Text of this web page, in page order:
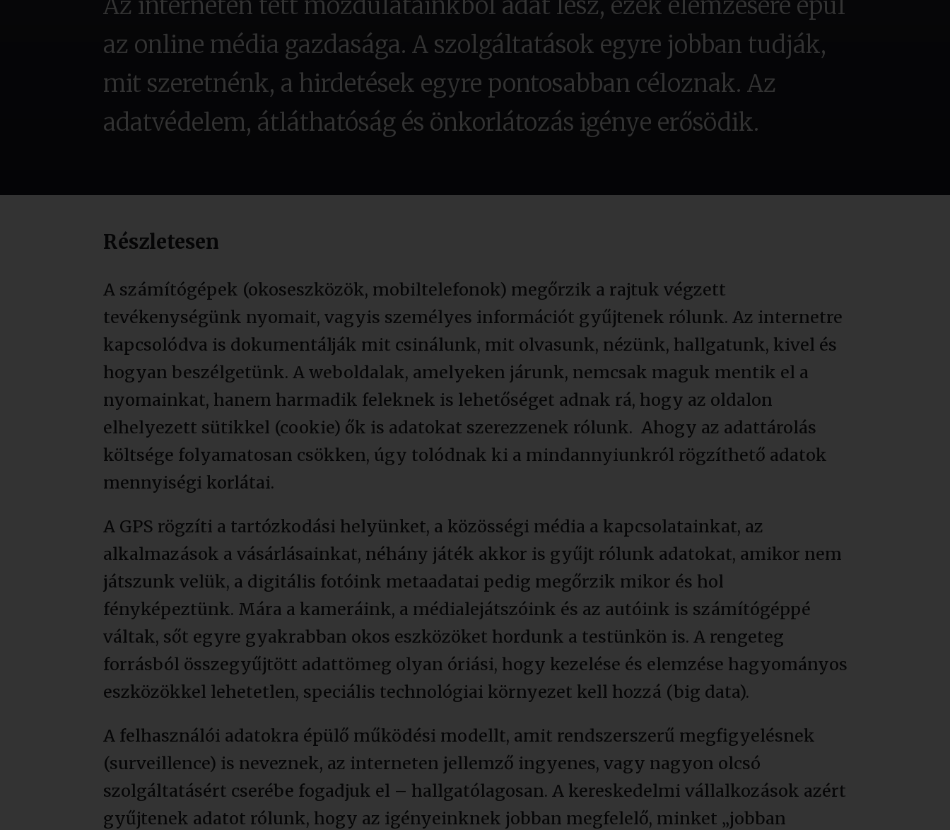
Az interneten tett mozdulatainkból adat lesz, ezek elemzésére épül
az online média gazdasága. A szolgáltatások egyre jobban tudják,
mit szeretnénk, a hirdetések egyre pontosabban céloznak. Az
adatvédelem, átláthatóság és önkorlátozás igénye erősödik.
Részletesen
A számítógépek (okoseszközök, mobiltelefonok) megőrzik a rajtuk végzett
tevékenységünk nyomait, vagyis személyes információt gyűjtenek rólunk. Az internetre
kapcsolódva is dokumentálják mit csinálunk, mit olvasunk, nézünk, hallgatunk, kivel és
hogyan beszélgetünk. A weboldalak, amelyeken járunk, nemcsak maguk mentik el a
nyomainkat, hanem harmadik feleknek is lehetőséget adnak rá, hogy az oldalon
elhelyezett sütikkel (cookie) ők is adatokat szerezzenek rólunk. Ahogy az adattárolás
költsége folyamatosan csökken, úgy tolódnak ki a mindannyiunkról rögzíthető adatok
mennyiségi korlátai.
A GPS rögzíti a tartózkodási helyünket, a közösségi média a kapcsolatainkat, az
alkalmazások a vásárlásainkat, néhány játék akkor is gyűjt rólunk adatokat, amikor nem
játszunk velük, a digitális fotóink metaadatai pedig megőrzik mikor és hol
fényképeztünk. Mára a kameráink, a médialejátszóink és az autóink is számítógéppé
váltak, sőt egyre gyakrabban okos eszközöket hordunk a testünkön is. A rengeteg
forrásból összegyűjtött adattömeg olyan óriási, hogy kezelése és elemzése hagyományos
eszközökkel lehetetlen, speciális technológiai környezet kell hozzá (big data).
A felhasználói adatokra épülő működési modellt, amit rendszerszerű megfigyelésnek
(surveillence) is neveznek, az interneten jellemző ingyenes, vagy nagyon olcsó
szolgáltatásért cserébe fogadjuk el – hallgatólagosan. A kereskedelmi vállalkozások azért
gyűjtenek adatot rólunk, hogy az igényeinknek jobban megfelelő, minket „jobban